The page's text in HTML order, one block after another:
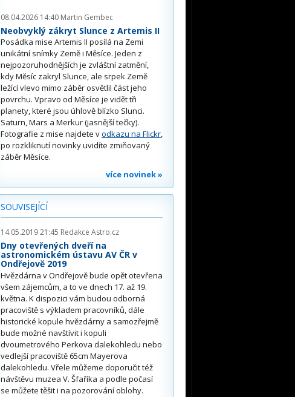
08.04.2026 14:40 Martin Gembec
Neobvyklý zákryt Slunce z Artemis II
Posádka mise Artemis II posílá na Zemi
unikátní snímky Země i Měsíce. Jeden z
nejpozoruhodnějších je zvláštní zatmění,
kdy Měsíc zakryl Slunce, ale srpek Země
ležící vlevo mimo záběr osvětlil část jeho
povrchu. Vpravo od Měsíce je vidět tři
planety, které jsou úhlově blízko Slunci.
Saturn, Mars a Merkur (jasnější tečky).
Fotografie z mise najdete vodkazu na Flickr,
po rozkliknutí novinky uvidíte zmiňovaný
záběr Měsíce.
více novinek »
SOUVISEJÍCÍ
14.05.2019 21:45 Redakce Astro.cz
Dny otevřených dveří na
astronomickém ústavu AV ČR v
Ondřejově 2019
Hvězdárna v Ondřejově bude opět otevřena
všem zájemcům, a to ve dnech 17. až 19.
května. K dispozici vám budou odborná
pracoviště s výkladem pracovníků, dále
historické kopule hvězdárny a samozřejmě
bude možné navštívit i kopuli
dvoumetrového Perkova dalekohledu nebo
vedlejší pracoviště 65cm Mayerova
dalekohledu. Vřele můžeme doporučit též
návštěvu muzea V. Šfaříka a podle počasí
se můžete těšit i na pozorování oblohy.